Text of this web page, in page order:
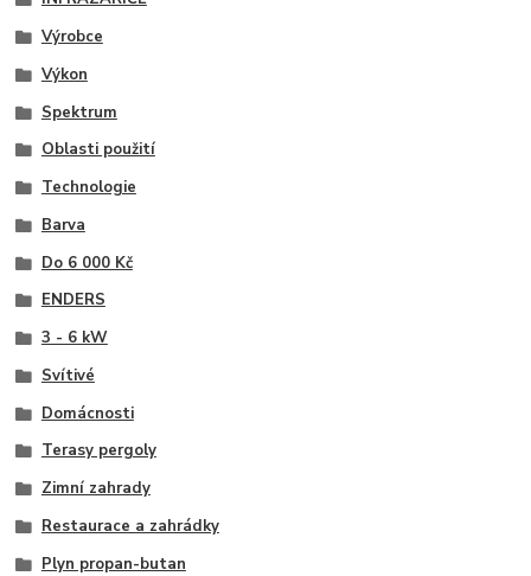
Výrobce
Výkon
Spektrum
Oblasti použití
Technologie
Barva
Do 6 000 Kč
ENDERS
3 - 6 kW
Svítivé
Domácnosti
Terasy pergoly
Zimní zahrady
Restaurace a zahrádky
Plyn propan-butan